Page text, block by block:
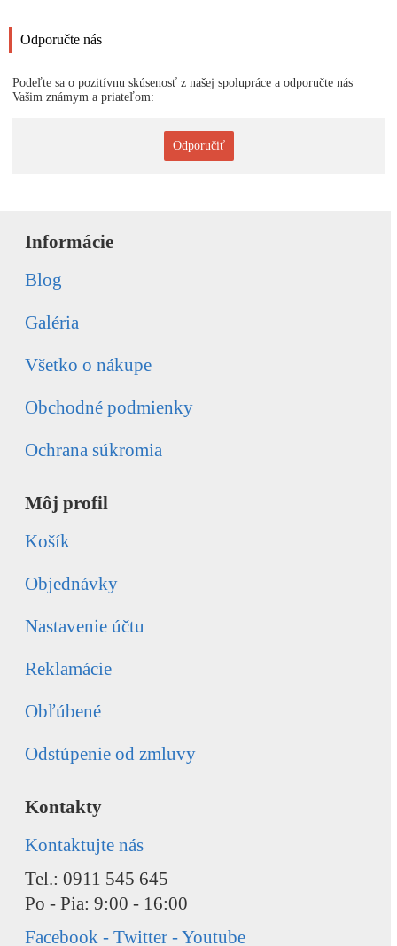
Odporučte nás
Podeľte sa o pozitívnu skúsenosť z našej spolupráce a odporučte nás
Vašim známym a priateľom:
Odporučiť
Informácie
Blog
Galéria
Všetko o nákupe
Obchodné podmienky
Ochrana súkromia
Môj profil
Košík
Objednávky
Nastavenie účtu
Reklamácie
Obľúbené
Odstúpenie od zmluvy
Kontakty
Kontaktujte nás
Tel.: 0911 545 645
Po - Pia: 9:00 - 16:00
Facebook - Twitter - Youtube